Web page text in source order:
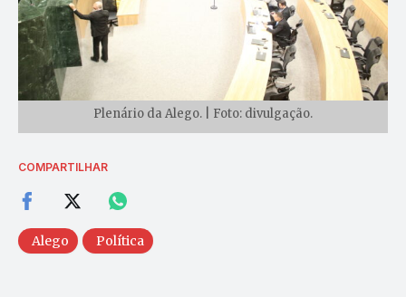
Plenário da Alego. | Foto: divulgação.
COMPARTILHAR
Alego Política